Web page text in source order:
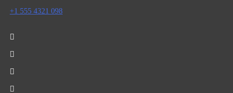
+1 555 4321 098